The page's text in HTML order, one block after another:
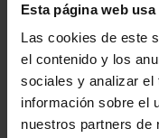
Esta página web
Las cookies de este
el contenido y los
sociales y analizar el
información sobre el
nuestros partners de
DNI / Pasaporte /
Fecha de